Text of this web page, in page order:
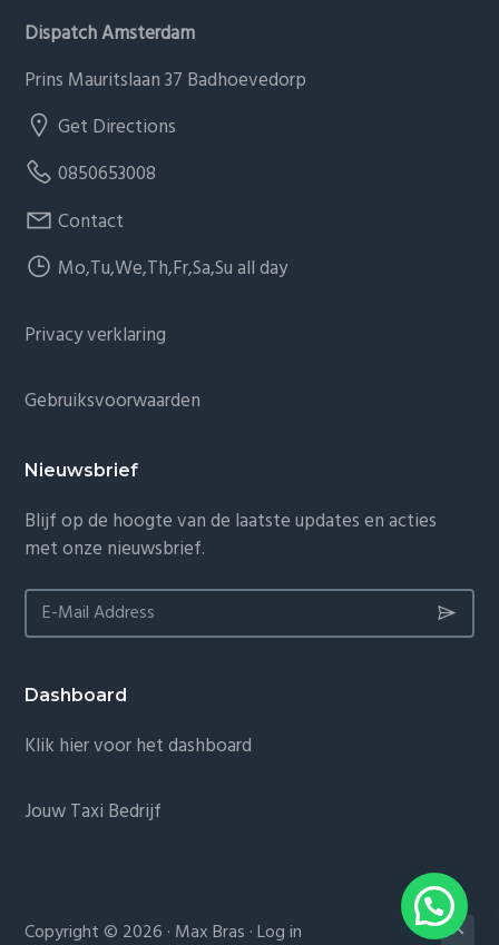
Dispatch Amsterdam
Prins Mauritslaan 37 Badhoevedorp
Get Directions
0850653008
Contact
Mo,Tu,We,Th,Fr,Sa,Su all day
Privacy verklaring
Gebruiksvoorwaarden
Nieuwsbrief
Blijf op de hoogte van de laatste updates en acties
met onze nieuwsbrief.
Dashboard
Klik hier voor het dashboard
Jouw Taxi Bedrijf
Copyright © 2026 · Max Bras ·Log in